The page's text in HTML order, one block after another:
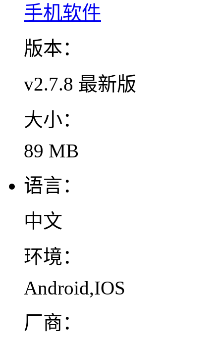
手机软件
版本：
v2.7.8 最新版
大小：
89 MB
语言：
中文
环境：
Android,IOS
厂商：